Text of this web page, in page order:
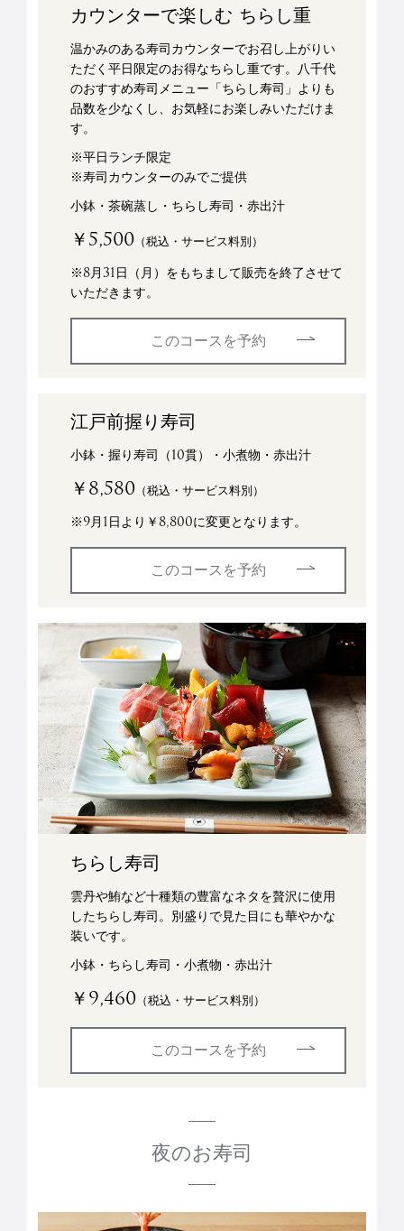
カウンターで楽しむ ちらし重
温かみのある寿司カウンターでお召し上がりい
ただく平日限定のお得なちらし重です。八千代
のおすすめ寿司メニュー「ちらし寿司」よりも
品数を少なくし、お気軽にお楽しみいただけま
す。
※平日ランチ限定
※寿司カウンターのみでご提供
小鉢・茶碗蒸し・ちらし寿司・赤出汁
￥5,500 （税込・サービス料別）
※8月31日（月）をもちまして販売を終了させて
いただきます。
このコースを予約
江戸前握り寿司
小鉢・握り寿司（10貫）・小煮物・赤出汁
￥8,580 （税込・サービス料別）
※9月1日より￥8,800に変更となります。
このコースを予約
ちらし寿司
雲丹や鮪など十種類の豊富なネタを贅沢に使用
したちらし寿司。別盛りで見た目にも華やかな
装いです。
小鉢・ちらし寿司・小煮物・赤出汁
￥9,460 （税込・サービス料別）
このコースを予約
夜のお寿司